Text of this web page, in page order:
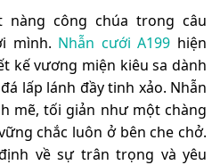
công chúa trong câu
mình. Nhẫn cưới A199 hiện
kế vương miện kiêu sa dành
lấp lánh đầy tinh xảo. Nhẫn
mẽ, tối giản như một chàng
chắc luôn ở bên che chở.
về sự trân trọng và yêu